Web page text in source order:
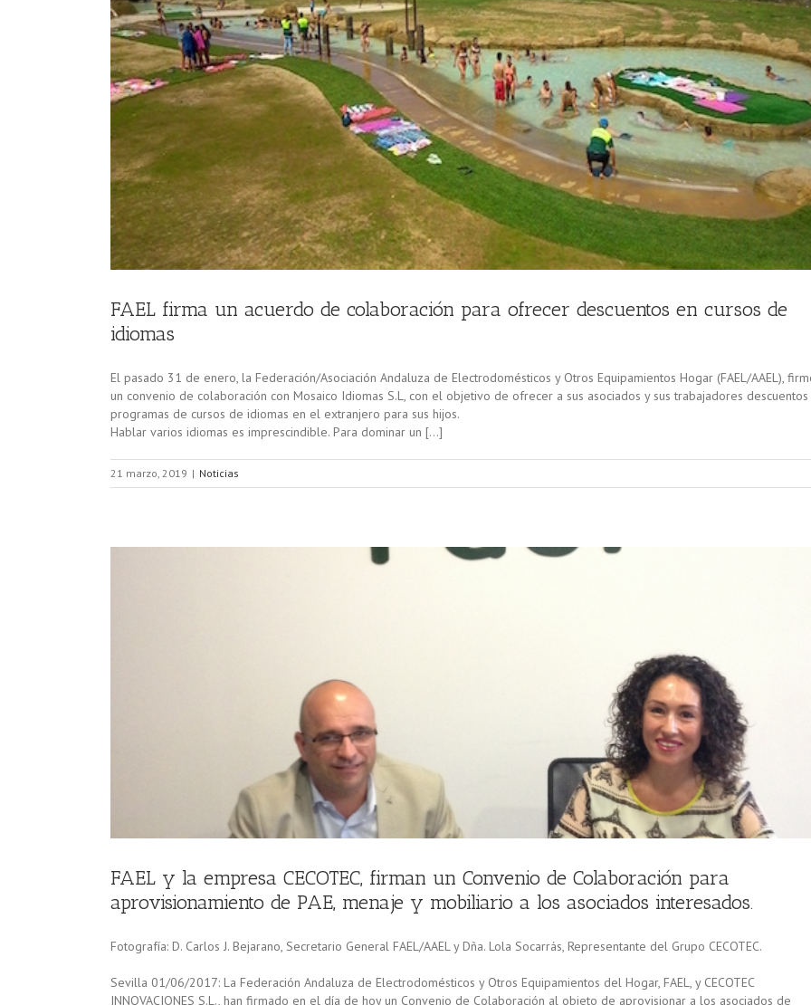
FAEL firma un acuerdo de colaboración para ofrecer descuentos en cursos de
idiomas
El pasado 31 de enero, la Federación/Asociación Andaluza de Electrodomésticos y Otros Equipamientos Hogar (FAEL/AAEL),
un convenio de colaboración con Mosaico Idiomas S.L, con el objetivo de ofrecer a sus asociados y sus trabajadores
programas de cursos de idiomas en el extranjero para sus hijos.
Hablar varios idiomas es imprescindible. Para dominar un […]
21 marzo, 2019 | Noticias
FAEL y la empresa CECOTEC, firman un Convenio de Colaboración para
aprovisionamiento de PAE, menaje y mobiliario a los asociados interesados.
Fotografía: D. Carlos J. Bejarano, Secretario General FAEL/AAEL y Dña. Lola Socarrás, Representante del Grupo CECOTEC.
Sevilla 01/06/2017: La Federación Andaluza de Electrodomésticos y Otros Equipamientos del Hogar, FAEL, y CECOTEC
INNOVACIONES S.L., han firmado en el día de hoy un Convenio de Colaboración al objeto de aprovisionar a los asociados de